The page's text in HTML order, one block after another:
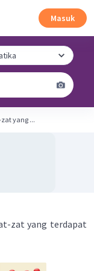
Masuk
yang ...
zat yang terdapat